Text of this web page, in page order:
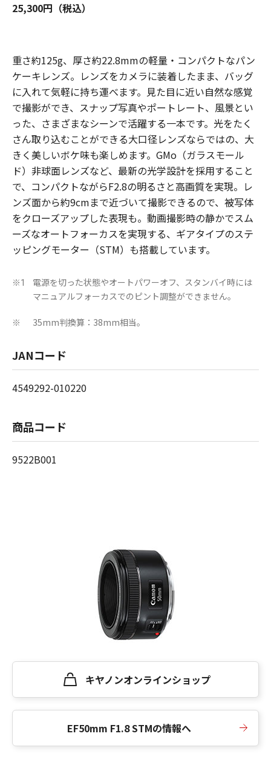
25,300円（税込）
重さ約125g、厚さ約22.8mmの軽量・コンパクトなパン
ケーキレンズ。レンズをカメラに装着したまま、バッグ
に入れて気軽に持ち運べます。見た目に近い自然な感覚
で撮影ができ、スナップ写真やポートレート、風景とい
った、さまざまなシーンで活躍する一本です。光をたく
さん取り込むことができる大口径レンズならではの、大
きく美しいボケ味も楽しめます。GMo（ガラスモール
ド）非球面レンズなど、最新の光学設計を採用すること
で、コンパクトながらF2.8の明るさと高画質を実現。レ
ンズ面から約9cmまで近づいて撮影できるので、被写体
をクローズアップした表現も。動画撮影時の静かでスム
ーズなオートフォーカスを実現する、ギアタイプのステ
ッピングモーター（STM）も搭載しています。
※1
電源を切った状態やオートパワーオフ、スタンバイ時には
マニュアルフォーカスでのピント調整ができません。
※ 35mm判換算：38mm相当。
JANコード
4549292-010220
商品コード
9522B001
キヤノンオンラインショップ
EF50mm F1.8 STMの情報へ